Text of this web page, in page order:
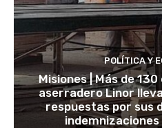
POLÍTICA Y
Misiones | Más de
aserradero Linor
respuestas por sus